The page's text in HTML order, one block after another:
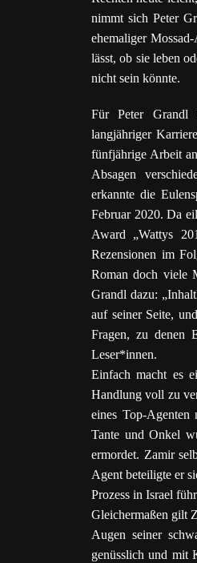
nimmt sich Peter
ehemaliger
lässt, ob sie leben
nicht sein könnte.
Für Peter Grandl
langjähriger
fünfjährige Arbeit
Absagen
erkannte die
Februar 2020. Da
Award „Wattys
Rezensionen im
Roman doch viele
Grandl dazu:
auf seiner Seite,
Fragen, zu denen
Leser*innen.
Einfach macht es
Handlung voll zu
eines Top-Agenten
Tante und Onkel
ermordet. Zamir
Agent beteiligte er
Prozess in Israel
Gleichermaßen gilt
Augen seiner
genüsslich und mit